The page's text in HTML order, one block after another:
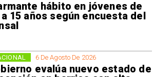
hábito en jóvenes de
a 15 años según encuesta del
6 De Agosto De 2026
evalúa nuevo estado de